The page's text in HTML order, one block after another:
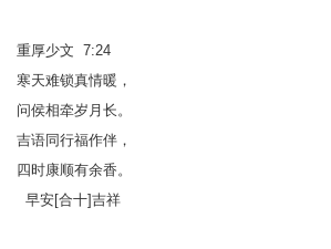
重厚少文 7:24
寒天难锁真情暖，
问侯相牵岁月长。
吉语同行福作伴，
四时康顺有余香。
早安[合十]吉祥